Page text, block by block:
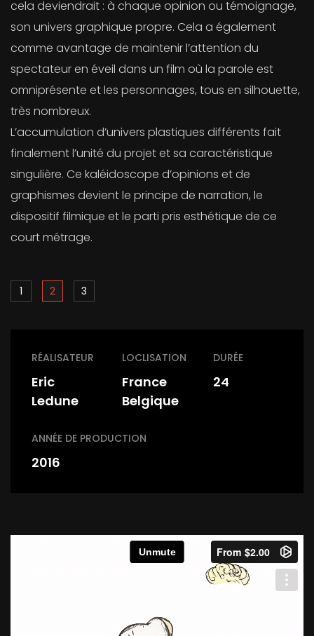
cela deviendrait : à chaque opinion ou témoignage,
son univers graphique propre. Cela a également
comme avantage de maintenir l’attention du
spectateur en éveil dans un film où la parole est
omniprésente et les personnages, tous en silhouette,
très nombreux.
L’accumulation d’univers plastiques différents fait
finalement l’unité du projet et sa caractéristique
singulière. Ce kaléidoscope d’opinions et de
graphismes devient le principe de narration, le
dispositif filmique et le parti pris esthétique de ce
court métrage.
1 2 3
RÉALISATEUR
Eric
Ledune
LOCLISATION
France
Belgique
DURÉE
24
ANNÉE DE PRODUCTION
2016